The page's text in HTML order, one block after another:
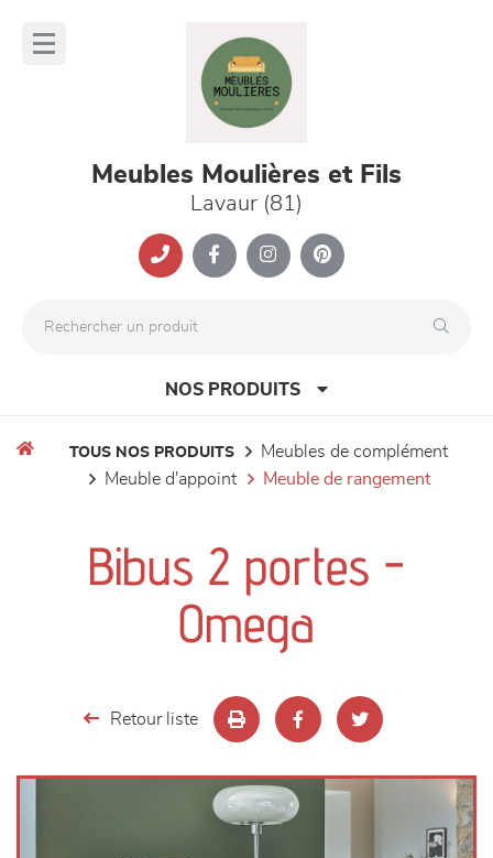
Meubles Moulières et Fils
Lavaur (81)
NOS PRODUITS
séjours
meubles de complément
TOUS NOS PRODUITS
meubles de complément
meuble d'appoint
meuble de rangement
Bibus 2 portes -
Omega
Retour liste